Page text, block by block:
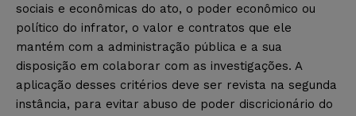
sociais e econômicas do ato, o poder econômico ou
político do infrator, o valor e contratos que ele
mantém com a administração pública e a sua
disposição em colaborar com as investigações. A
aplicação desses critérios deve ser revista na segunda
instância, para evitar abuso de poder discricionário do